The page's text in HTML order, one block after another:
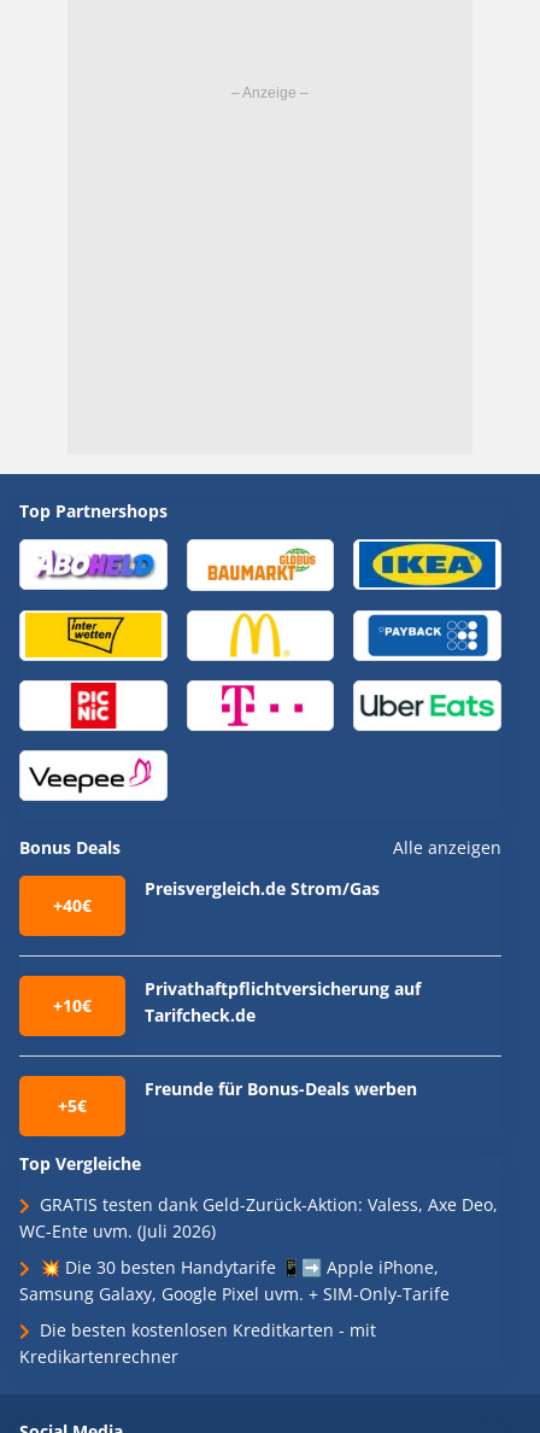
Top Partnershops
Bonus Deals Alle anzeigen
+40€
Preisvergleich.de Strom/Gas
+10€
Privathaftpflichtversicherung auf
Tarifcheck.de
+5€
Freunde für Bonus-Deals werben
Top Vergleiche
GRATIS testen dank Geld-Zurück-Aktion: Valess, Axe Deo,
WC-Ente uvm. (Juli 2026)
💥 Die 30 besten Handytarife 📱➡️ Apple iPhone,
Samsung Galaxy, Google Pixel uvm. + SIM-Only-Tarife
Die besten kostenlosen Kreditkarten - mit
Kredikartenrechner